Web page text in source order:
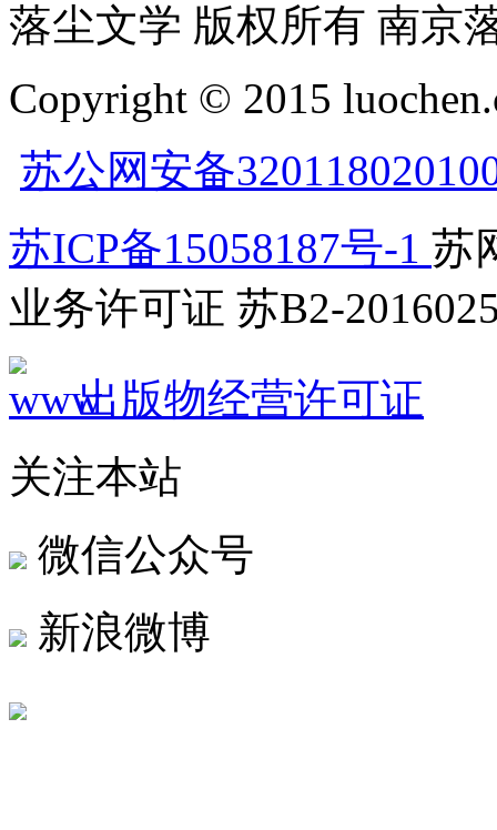
落尘文学 版权所有 南京
Copyright © 2015
苏公网安备
苏ICP备15058187号-1 苏
业务许可证 苏B2-
出版物经营许可证
关注本站
微信公众号
新浪微博